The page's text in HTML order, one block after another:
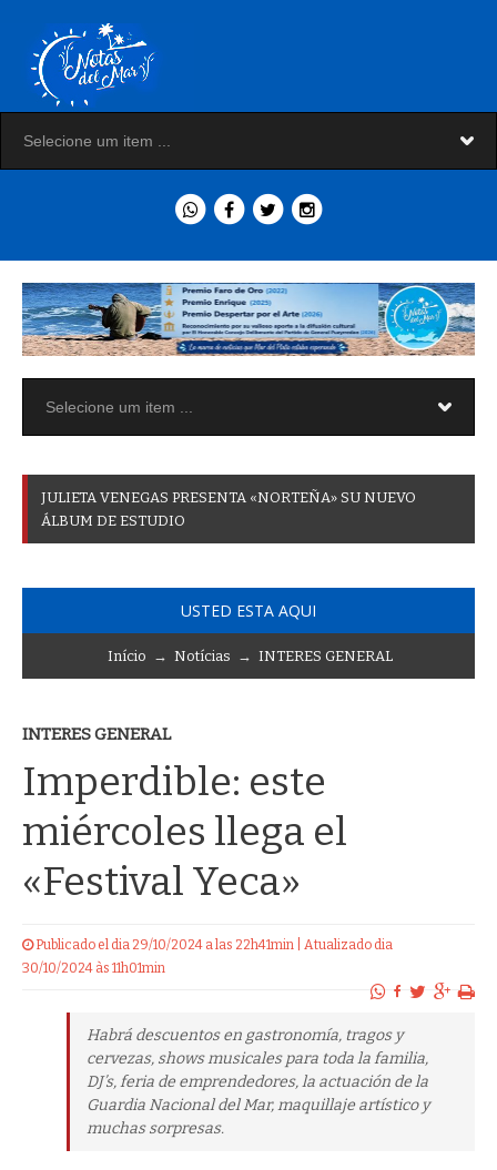
JULIETA VENEGAS PRESENTA «NORTEÑA» SU NUEVO
ÁLBUM DE ESTUDIO
USTED ESTA AQUI
Início → Notícias → INTERES GENERAL
INTERES GENERAL
Imperdible: este
miércoles llega el
«Festival Yeca»
Publicado el dia 29/10/2024 a las 22h41min | Atualizado dia
30/10/2024 às 11h01min
Habrá descuentos en gastronomía, tragos y
cervezas, shows musicales para toda la familia,
DJ’s, feria de emprendedores, la actuación de la
Guardia Nacional del Mar, maquillaje artístico y
muchas sorpresas.